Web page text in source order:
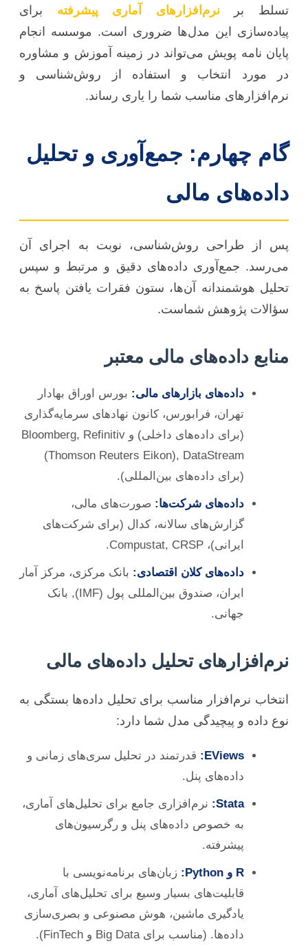
تسلط برنرم‌افزارهای آماری پیشرفته برای
پیاده‌سازی این مدل‌ها ضروری است. موسسه انجام
پایان نامه پویش می‌تواند در زمینه آموزش و مشاوره
در مورد انتخاب و استفاده از روش‌شناسی و
نرم‌افزارهای مناسب شما را یاری رساند.
گام چهارم: جمع‌آوری و تحلیل
داده‌های مالی
پس از طراحی روش‌شناسی، نوبت به اجرای آن
می‌رسد. جمع‌آوری داده‌های دقیق و مرتبط و سپس
تحلیل هوشمندانه آن‌ها، ستون فقرات یافتن پاسخ به
سؤالات پژوهش شماست.
منابع داده‌های مالی معتبر
داده‌های بازارهای مالی: بورس اوراق بهادار
تهران، فرابورس، کانون نهادهای سرمایه‌گذاری
(برای داده‌های داخلی) و Bloomberg, Refinitiv
(Thomson Reuters Eikon), DataStream
(برای داده‌های بین‌المللی).
داده‌های شرکت‌ها: صورت‌های مالی،
گزارش‌های سالانه، کدال (برای شرکت‌های
ایرانی)، Compustat, CRSP.
داده‌های کلان اقتصادی: بانک مرکزی، مرکز آمار
ایران، صندوق بین‌المللی پول (IMF), بانک
جهانی.
نرم‌افزارهای تحلیل داده‌های مالی
انتخاب نرم‌افزار مناسب برای تحلیل داده‌ها بستگی به
نوع داده و پیچیدگی مدل شما دارد:
EViews:
قدرتمند در تحلیل سری‌های زمانی و
داده‌های پنل.
Stata:
نرم‌افزاری جامع برای تحلیل‌های آماری،
به خصوص داده‌های پنل و رگرسیون‌های
پیشرفته.
R و Python:
زبان‌های برنامه‌نویسی با
قابلیت‌های بسیار وسیع برای تحلیل‌های آماری،
یادگیری ماشین، هوش مصنوعی و بصری‌سازی
داده‌ها. (مناسب برای Big Data و FinTech).